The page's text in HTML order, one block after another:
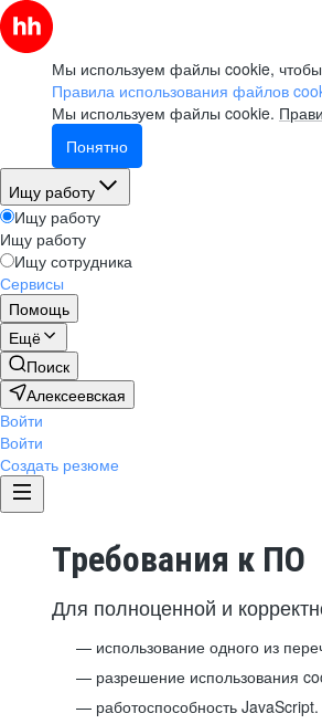
Мы используем файлы cookie, чтобы
Правила использования файлов
Мы используем файлы cookie.
Понятно
Ищу работу
Ищу работу
Ищу работу
Ищу сотрудника
Сервисы
Помощь
Ещё
Поиск
Алексеевская
Войти
Войти
Создать резюме
Требования к ПО
Для полноценной и
использование одного из
разрешение использования
работоспособность JavaScript.